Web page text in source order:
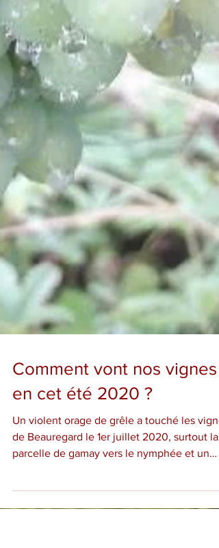
Comment vont nos vignes
en cet été 2020 ?
Un violent orage de grêle a touché les
de Beauregard le 1er juillet 2020, surtout la
peu...